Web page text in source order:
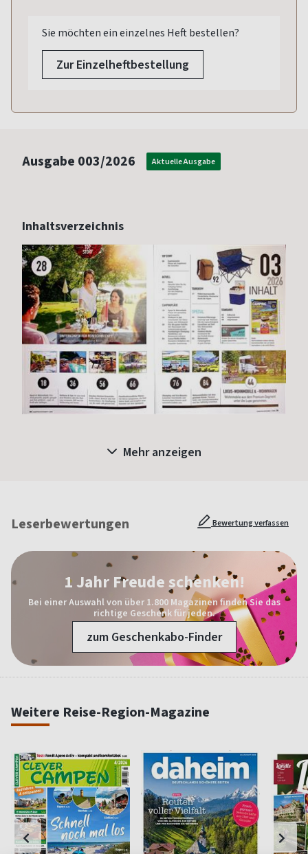
Sie möchten ein einzelnes Heft bestellen?
Zur Einzelheftbestellung
Ausgabe 003/2026 Aktuelle Ausgabe
Inhaltsverzeichnis
Mehr anzeigen
Leserbewertungen Bewertung verfassen
1 Jahr Freude schenken!
Bei einer Auswahl von über 1.800 Magazinen finden Sie das
richtige Geschenk für jeden.
zum Geschenkabo-Finder
Weitere Reise-Region-Magazine